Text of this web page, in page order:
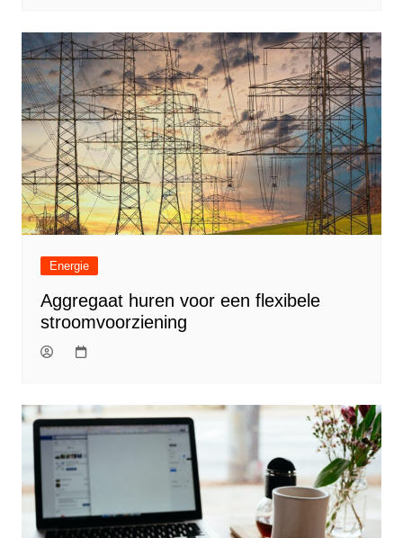
Energie
Aggregaat huren voor een flexibele
stroomvoorziening